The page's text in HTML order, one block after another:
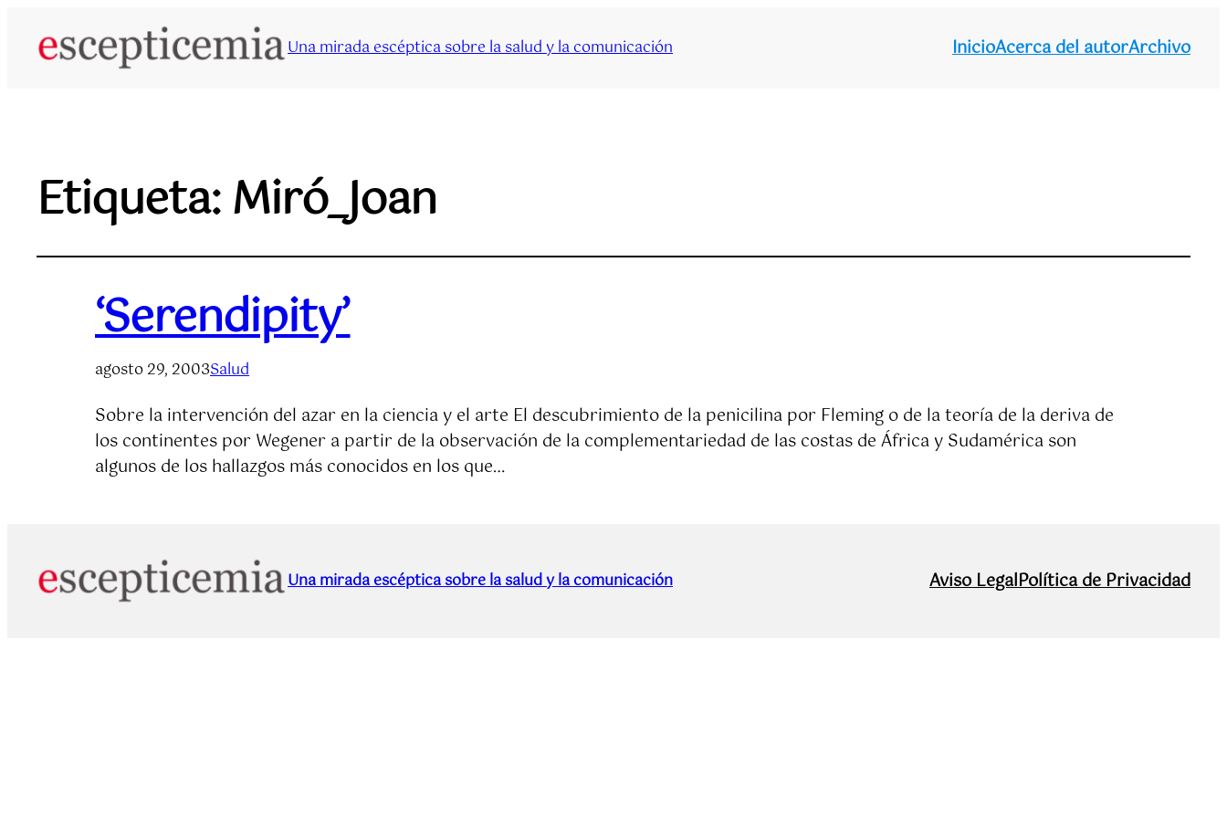
Una mirada escéptica sobre la salud y la comunicación InicioAcerca del autorArchivo
Etiqueta:Miró_Joan
‘Serendipity’
agosto 29, 2003Salud
Sobre la intervención del azar en la ciencia y el arte El descubrimiento de la penicilina por Fleming o de la teoría de la deriva de
los continentes por Wegener a partir de la observación de la complementariedad de las costas de África y Sudamérica son
algunos de los hallazgos más conocidos en los que…
Una mirada escéptica sobre la salud y la comunicación Aviso LegalPolítica de Privacidad